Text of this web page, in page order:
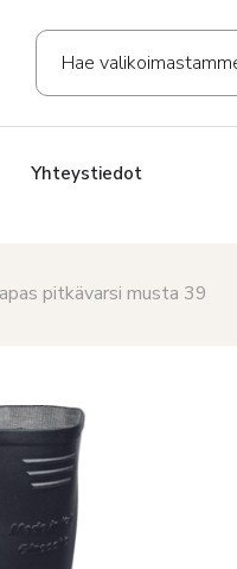
Yhteystiedot
pitkävarsi musta 39